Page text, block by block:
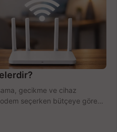
gecikme ve cihaz
seçerken bütçeye göre